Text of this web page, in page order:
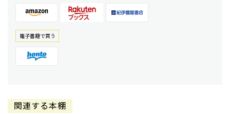
電⼦書籍で買う
関連する本棚